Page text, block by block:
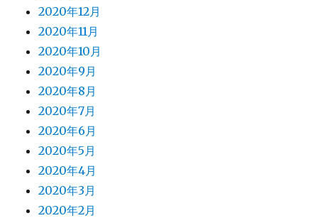
2020年12月
2020年11月
2020年10月
2020年9月
2020年8月
2020年7月
2020年6月
2020年5月
2020年4月
2020年3月
2020年2月